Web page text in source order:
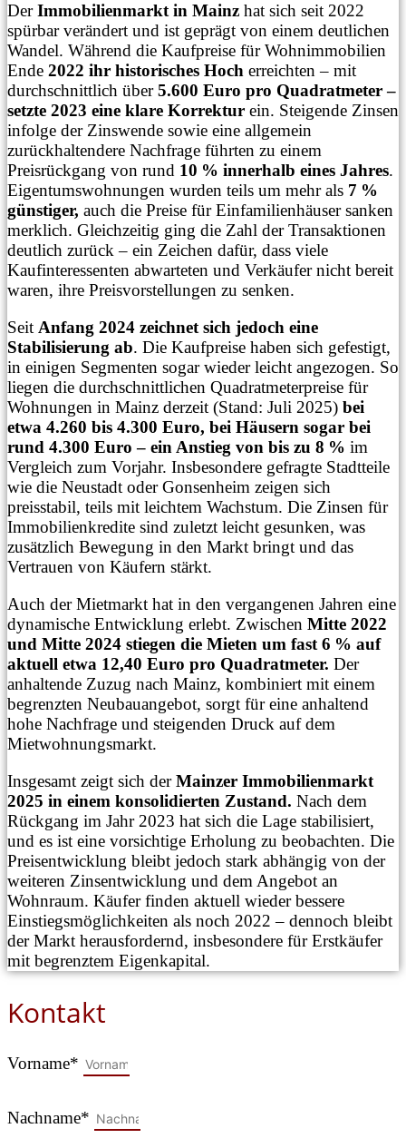
DerImmobilienmarkt in Mainz hat sich seit 2022
spürbar verändert und ist geprägt von einem deutlichen
Wandel. Während die Kaufpreise für Wohnimmobilien
Ende 2022 ihr historisches Hoch erreichten – mit
durchschnittlich über5.600 Euro pro Quadratmeter –
setzte 2023 eine klare Korrektur ein. Steigende Zinsen
infolge der Zinswende sowie eine allgemein
zurückhaltendere Nachfrage führten zu einem
Preisrückgang von rund 10 % innerhalb eines Jahres.
Eigentumswohnungen wurden teils um mehr als 7 %
günstiger, auch die Preise für Einfamilienhäuser sanken
merklich. Gleichzeitig ging die Zahl der Transaktionen
deutlich zurück – ein Zeichen dafür, dass viele
Kaufinteressenten abwarteten und Verkäufer nicht bereit
waren, ihre Preisvorstellungen zu senken.
Seit Anfang 2024 zeichnet sich jedoch eine
Stabilisierung ab. Die Kaufpreise haben sich gefestigt,
in einigen Segmenten sogar wieder leicht angezogen. So
liegen die durchschnittlichen Quadratmeterpreise für
Wohnungen in Mainz derzeit (Stand: Juli 2025) bei
etwa 4.260 bis 4.300 Euro, bei Häusern sogar bei
rund 4.300 Euro – ein Anstieg von bis zu 8 % im
Vergleich zum Vorjahr. Insbesondere gefragte Stadtteile
wie die Neustadt oder Gonsenheim zeigen sich
preisstabil, teils mit leichtem Wachstum. Die Zinsen für
Immobilienkredite sind zuletzt leicht gesunken, was
zusätzlich Bewegung in den Markt bringt und das
Vertrauen von Käufern stärkt.
Auch der Mietmarkt hat in den vergangenen Jahren eine
dynamische Entwicklung erlebt. Zwischen Mitte 2022
und Mitte 2024 stiegen die Mieten um fast 6 % auf
aktuell etwa 12,40 Euro pro Quadratmeter. Der
anhaltende Zuzug nach Mainz, kombiniert mit einem
begrenzten Neubauangebot, sorgt für eine anhaltend
hohe Nachfrage und steigenden Druck auf dem
Mietwohnungsmarkt.
Insgesamt zeigt sich derMainzer Immobilienmarkt
2025 in einem konsolidierten Zustand. Nach dem
Rückgang im Jahr 2023 hat sich die Lage stabilisiert,
und es ist eine vorsichtige Erholung zu beobachten. Die
Preisentwicklung bleibt jedoch stark abhängig von der
weiteren Zinsentwicklung und dem Angebot an
Wohnraum. Käufer finden aktuell wieder bessere
Einstiegsmöglichkeiten als noch 2022 – dennoch bleibt
der Markt herausfordernd, insbesondere für Erstkäufer
mit begrenztem Eigenkapital.
Kontakt
Vorname*
Nachname*